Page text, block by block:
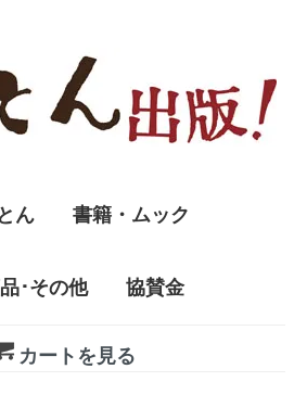
ん 書籍・ムック
･その他 協賛金
カートを見る